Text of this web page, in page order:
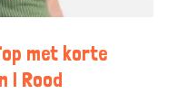
met korte
| Rood